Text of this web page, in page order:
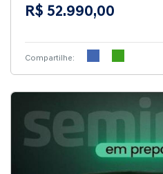
R$ 52.990,00
Compartilhe: